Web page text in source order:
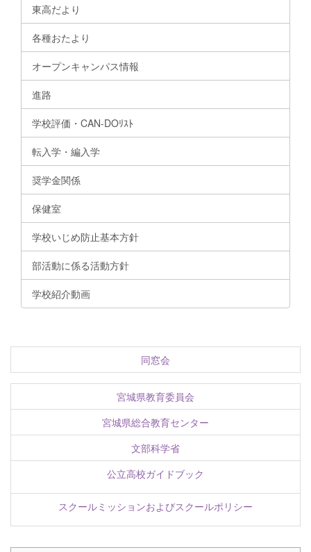
東高だより
各種おたより
オープンキャンパス情報
進路
学校評価・CAN-DOﾘｽﾄ
転入学・編入学
奨学金関係
保健室
学校いじめ防止基本方針
部活動に係る活動方針
学校紹介動画
同窓会
宮城県教育委員会
宮城県総合教育センター
文部科学省
公立高校ガイドブック
スクールミッションおよびスクールポリシー